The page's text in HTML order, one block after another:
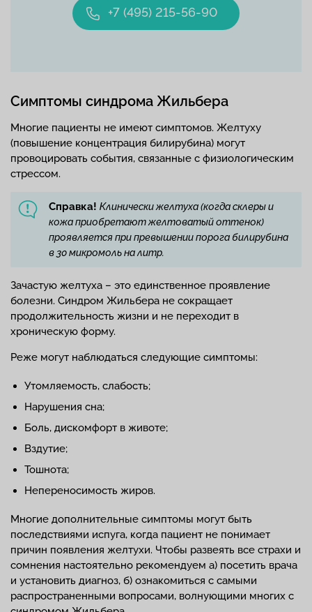
+7 (495) 215-56-90
Симптомы синдрома Жильбера
Многие пациенты не имеют симптомов. Желтуху
(повышение концентрация билирубина) могут
провоцировать события, связанные с физиологическим
стрессом.
Справка! Клинически желтуха (когда склеры и
кожа приобретают желтоватый оттенок)
проявляется при превышении порога билирубина
в 30 микромоль на литр.
Зачастую желтуха – это единственное проявление
болезни. Синдром Жильбера не сокращает
продолжительность жизни и не переходит в
хроническую форму.
Реже могут наблюдаться следующие симптомы:
Утомляемость, слабость;
Нарушения сна;
Боль, дискомфорт в животе;
Вздутие;
Тошнота;
Непереносимость жиров.
Многие дополнительные симптомы могут быть
последствиями испуга, когда пациент не понимает
причин появления желтухи. Чтобы развеять все страхи и
сомнения настоятельно рекомендуем а) посетить врача
и установить диагноз, б) ознакомиться с самыми
распространенными вопросами, волнующими многих с